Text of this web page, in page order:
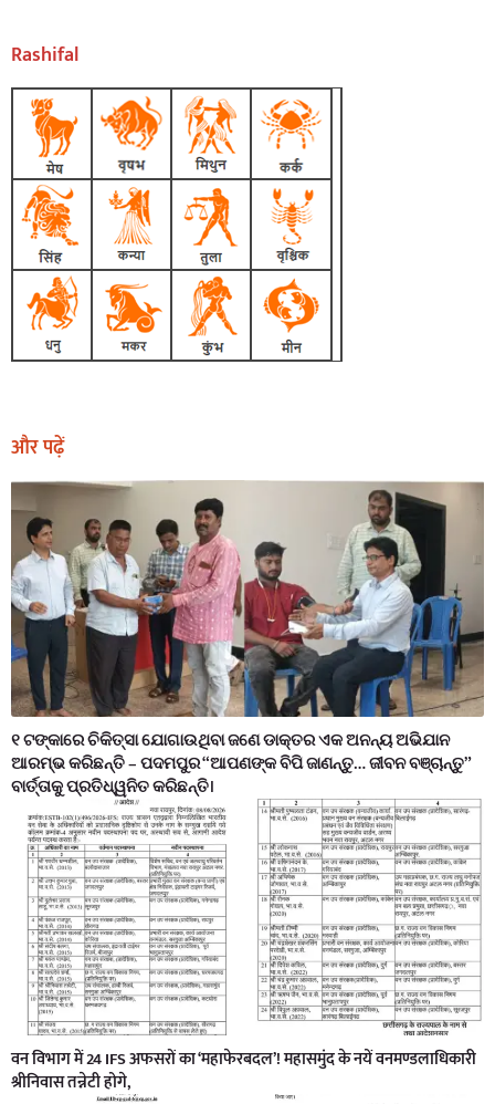
Rashifal
और पढ़ें
୧ ଟଙ୍କାରେ ଚିକିତ୍ସା ଯୋଗାଉଥିବା ଜଣେ ଡାକ୍ତର ଏକ ଅନନ୍ୟ ଅଭିଯାନ
ଆରମ୍ଭ କରିଛନ୍ତି – ପଦମପୁର “ଆପଣଙ୍କ ବିପି ଜାଣନ୍ତୁ… ଜୀବନ ବଞ୍ଚାନ୍ତୁ”
ବାର୍ତ୍ତାକୁ ପ୍ରତିଧ୍ୱନିତ କରିଛନ୍ତି।
वन विभाग में 24 IFS अफसरों का ‘महाफेरबदल’! महासमुंद के नयें वनमण्डलाधिकारी
श्रीनिवास तन्नेटी होगे,